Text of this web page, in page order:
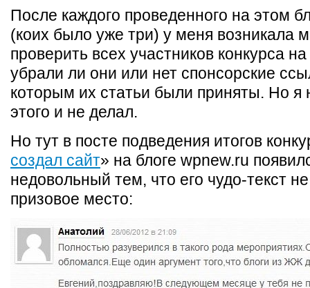
После каждого проведенного на этом
(коих было уже три) у меня возникала
проверить всех участников конкурса
убрали ли они или нет спонсорские
которым их статьи были приняты. Но я
этого и не делал.
Но тут в посте подведения итогов
создал сайт» на блоге wpnew.ru
недовольный тем, что его чудо-текст
призовое место: